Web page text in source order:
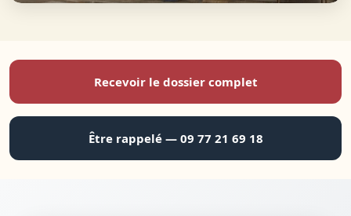
Recevoir le dossier complet
Être rappelé — 09 77 21 69 18